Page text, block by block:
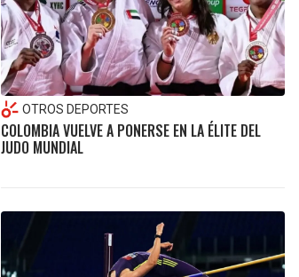
OTROS DEPORTES
COLOMBIA VUELVE A PONERSE EN LA ÉLITE DEL
JUDO MUNDIAL